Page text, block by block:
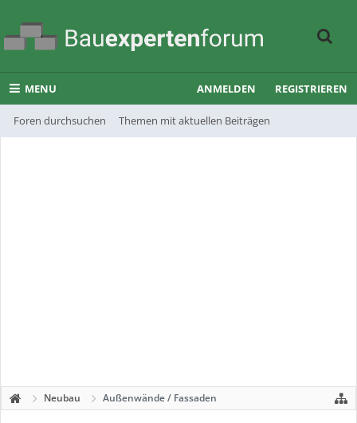
MENU
Foren durchsuchen Themen mit aktuellen Beiträgen
ANMELDEN REGISTRIEREN
Neubau Außenwände / Fassaden